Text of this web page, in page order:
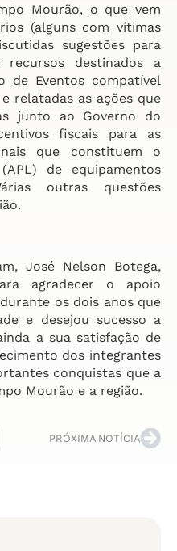
Mourão, o que vem
(alguns com vítimas
sugestões para
destinados a
de Eventos compatível
relatadas as ações que
junto ao Governo do
fiscais para as
que constituem o
de equipamentos
outras questões
José Nelson Botega,
agradecer o apoio
os dois anos que
e desejou sucesso a
a sua satisfação de
dos integrantes
conquistas que a
Mourão e a região.
PRÓXIMA NOTÍCIA